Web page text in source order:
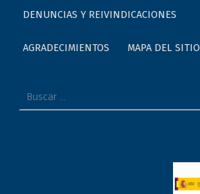
DENUNCIAS Y REIVINDICACIONES
AGRADECIMIENTOS MAPA DEL SITIO